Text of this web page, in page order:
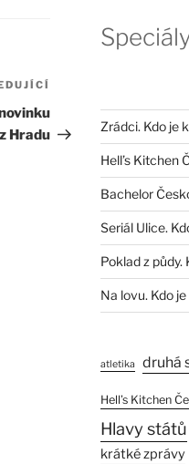
příspěvek
Hradu
Zrádci. Kdo je
Hell’s Kitchen
Bachelor
Seriál Ulice.
Poklad z půdy.
Na lovu. Kdo
atletika druhá
Hell’s Kitchen
Hlavy států
krátké zprávy